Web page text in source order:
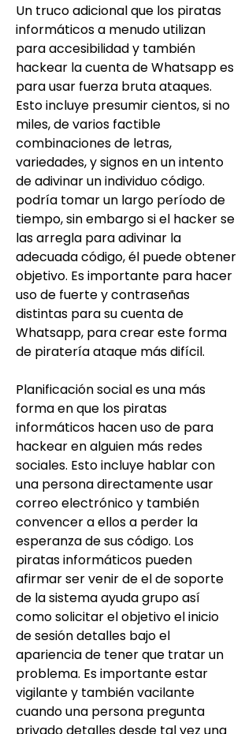
Un truco adicional que los piratas
informáticos a menudo utilizan
para accesibilidad y también
hackear la cuenta de Whatsapp es
para usar fuerza bruta ataques.
Esto incluye presumir cientos, si no
miles, de varios factible
combinaciones de letras,
variedades, y signos en un intento
de adivinar un individuo código.
podría tomar un largo período de
tiempo, sin embargo si el hacker se
las arregla para adivinar la
adecuada código, él puede obtener
objetivo. Es importante para hacer
uso de fuerte y contraseñas
distintas para su cuenta de
Whatsapp, para crear este forma
de piratería ataque más difícil.
Planificación social es una más
forma en que los piratas
informáticos hacen uso de para
hackear en alguien más redes
sociales. Esto incluye hablar con
una persona directamente usar
correo electrónico y también
convencer a ellos a perder la
esperanza de sus código. Los
piratas informáticos pueden
afirmar ser venir de el de soporte
de la sistema ayuda grupo así
como solicitar el objetivo el inicio
de sesión detalles bajo el
apariencia de tener que tratar un
problema. Es importante estar
vigilante y también vacilante
cuando una persona pregunta
privado detalles desde tal vez una